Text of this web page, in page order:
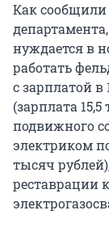
Как сообщили
нуждается в
работать
с зарплатой
(зарплата
подвижного
электриком
тысяч
реставрации